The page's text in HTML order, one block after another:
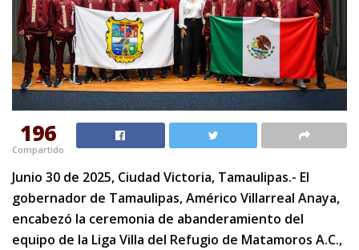
196
Compartido
Junio 30 de 2025, Ciudad Victoria, Tamaulipas.- El
gobernador de Tamaulipas, Américo Villarreal Anaya,
encabezó la ceremonia de abanderamiento del
equipo de la Liga Villa del Refugio de Matamoros A.C.,